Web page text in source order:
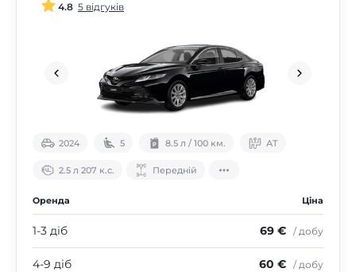
4.8 5 відгуків
2024 5 8.5 л / 100 км. АТ
2.5 л 207 к.с. Передній
Оренда Ціна
1-3 діб 69 € / добу
4-9 діб 60 € / добу